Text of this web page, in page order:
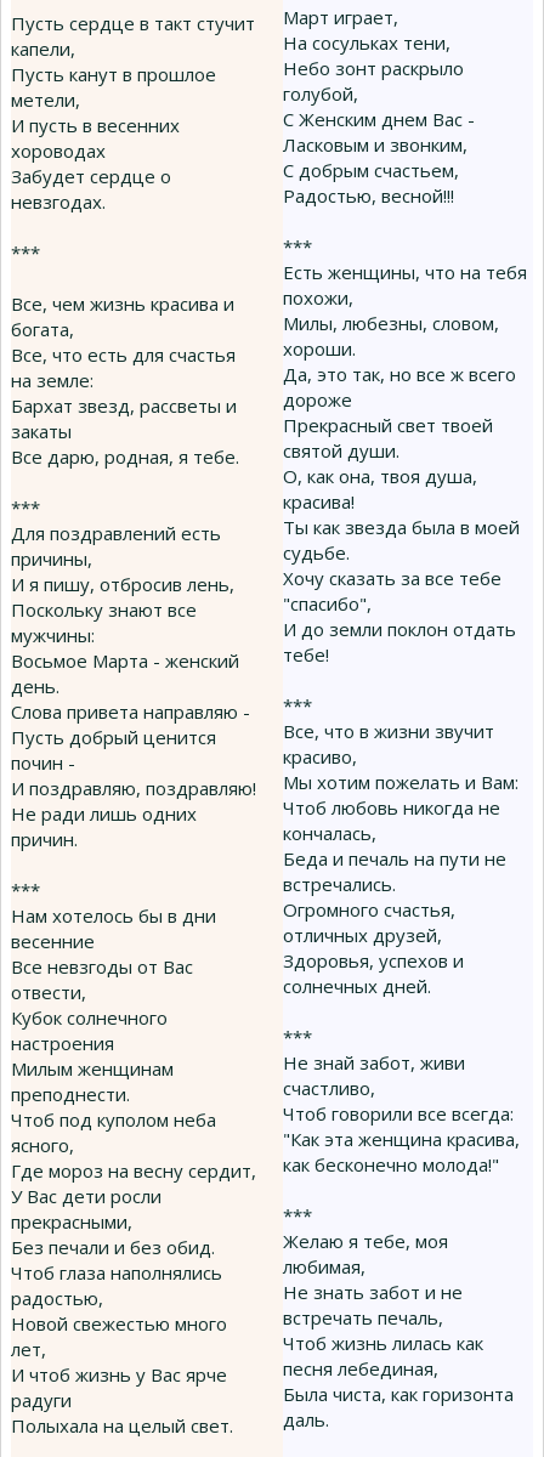
Пусть сердце в такт стучит
капели,
Пусть канут в прошлое
метели,
И пусть в весенних
хороводах
Забудет сердце о
невзгодах.
***
Все, чем жизнь красива и
богата,
Все, что есть для счастья
на земле:
Бархат звезд, рассветы и
закаты
Все дарю, родная, я тебе.
***
Для поздравлений есть
причины,
И я пишу, отбросив лень,
Поскольку знают все
мужчины:
Восьмое Марта - женский
день.
Слова привета направляю -
Пусть добрый ценится
почин -
И поздравляю, поздравляю!
Не ради лишь одних
причин.
***
Нам хотелось бы в дни
весенние
Все невзгоды от Вас
отвести,
Кубок солнечного
настроения
Милым женщинам
преподнести.
Чтоб под куполом неба
ясного,
Где мороз на весну сердит,
У Вас дети росли
прекрасными,
Без печали и без обид.
Чтоб глаза наполнялись
радостью,
Новой свежестью много
лет,
И чтоб жизнь у Вас ярче
радуги
Полыхала на целый свет.
Март играет,
На сосульках тени,
Небо зонт раскрыло
голубой,
С Женским днем Вас -
Ласковым и звонким,
С добрым счастьем,
Радостью, весной!!!
***
Есть женщины, что на тебя
похожи,
Милы, любезны, словом,
хороши.
Да, это так, но все ж всего
дороже
Прекрасный свет твоей
святой души.
О, как она, твоя душа,
красива!
Ты как звезда была в моей
судьбе.
Хочу сказать за все тебе
"спасибо",
И до земли поклон отдать
тебе!
***
Все, что в жизни звучит
красиво,
Мы хотим пожелать и Вам:
Чтоб любовь никогда не
кончалась,
Беда и печаль на пути не
встречались.
Огромного счастья,
отличных друзей,
Здоровья, успехов и
солнечных дней.
***
Не знай забот, живи
счастливо,
Чтоб говорили все всегда:
"Как эта женщина красива,
как бесконечно молода!"
***
Желаю я тебе, моя
любимая,
Не знать забот и не
встречать печаль,
Чтоб жизнь лилась как
песня лебединая,
Была чиста, как горизонта
даль.